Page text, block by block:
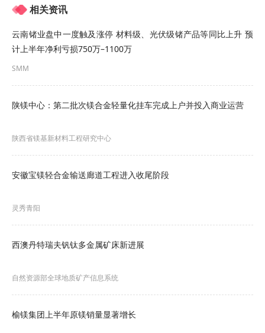
3735元/吨度，与其4月24日的近期均价低点3415
元/吨度相比，上涨了320元/吨度，涨幅为9.37%。
219000元/基吨相比，上涨了21500元/基吨，其涨
供应端：
从上游的钼精矿产量来看：据SMM数据显示，4月
份中国钼精矿产量环比小幅增长。4月中下旬，国内
钼市持续呈现偏强上涨，矿山与持货商惜售及挺
精矿的盈利能力有效恢复，钼矿企业的开工率有所
相关资讯
云南锗业盘中一度触及涨停 材料级、光伏级锗产品等同比上升 预
计上半年净利亏损750万–1100万
SMM
陕镁中心：第二批次镁合金轻量化挂车完成上户并投入商业运营
陕西省镁基新材料工程研究中心
安徽宝镁轻合金输送廊道工程进入收尾阶段
灵秀青阳
西澳丹特瑞夫钒钛多金属矿床新进展
自然资源部全球地质矿产信息系统
榆镁集团上半年原镁销量显著增长